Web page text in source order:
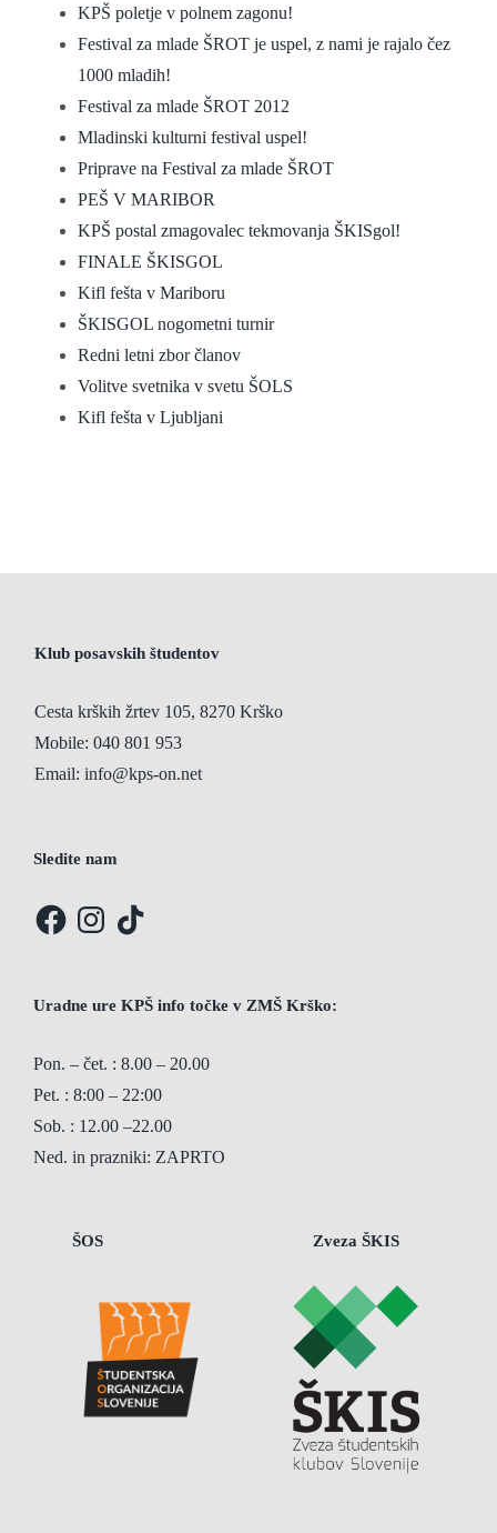
KPŠ poletje v polnem zagonu!
Festival za mlade ŠROT je uspel, z nami je rajalo čez
1000 mladih!
Festival za mlade ŠROT 2012
Mladinski kulturni festival uspel!
Priprave na Festival za mlade ŠROT
PEŠ V MARIBOR
KPŠ postal zmagovalec tekmovanja ŠKISgol!
FINALE ŠKISGOL
Kifl fešta v Mariboru
ŠKISGOL nogometni turnir
Redni letni zbor članov
Volitve svetnika v svetu ŠOLS
Kifl fešta v Ljubljani
Klub posavskih študentov
Cesta krških žrtev 105, 8270 Krško
Mobile: 040 801 953
Email: info@kps-on.net
Sledite nam
FacebookInstagram
TikTok
Uradne ure KPŠ info točke v ZMŠ Krško:
Pon. – čet. : 8.00 – 20.00
Pet. : 8:00 – 22:00
Sob. : 12.00 –22.00
Ned. in prazniki: ZAPRTO
ŠOS Zveza ŠKIS